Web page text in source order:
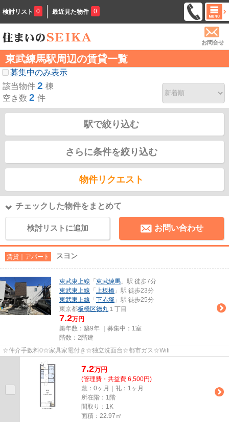
検討リスト 0 最近見た物件 0
お問合せ
東武練馬駅周辺の賃貸一覧
募集中のみ表示
該当物件 2 棟
空き数 2 件
駅で絞り込む
さらに条件を絞り込む
物件リクエスト
チェックした物件をまとめて
検討リストに追加 お問い合わせ
賃貸｜アパート スヨン
東武東上線 「 東武練馬 」駅 徒歩7分
東武東上線 「 上板橋 」駅 徒歩23分
東武東上線 「 下赤塚 」駅 徒歩25分
東京都板橋区徳丸 １丁目
7.2万円
築年数：築9年 ｜募集中： 1室
階数：2階建
☆仲介手数料0☆家具家電付き☆独立洗面台☆都市ガス☆Wifi
7.2万円
(管理費・共益費 6,500円)
敷：0ヶ月｜礼：1ヶ月
所在階：1階
間取り：1K
面積：22.97㎡